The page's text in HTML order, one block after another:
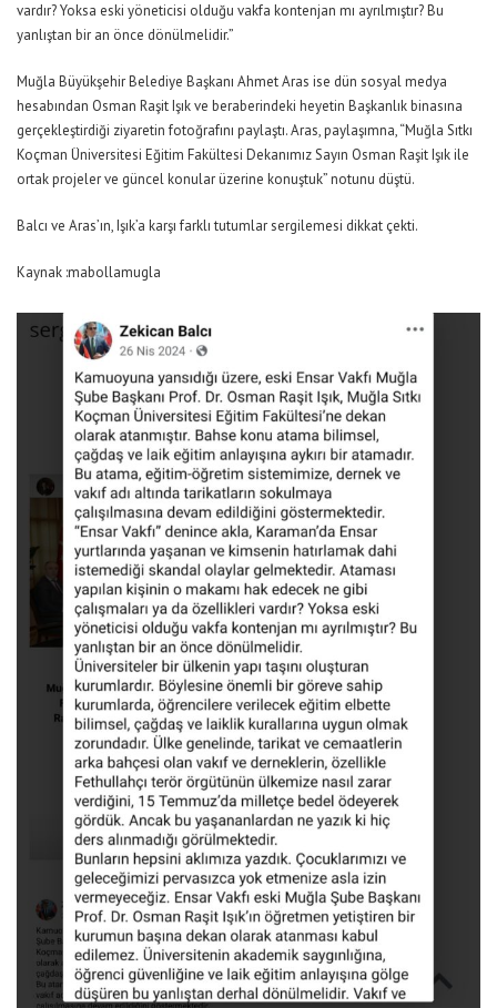
vardır? Yoksa eski yöneticisi olduğu vakfa kontenjan mı ayrılmıştır? Bu
yanlıştan bir an önce dönülmelidir.”
Muğla Büyükşehir Belediye Başkanı Ahmet Aras ise dün sosyal medya
hesabından Osman Raşit Işık ve beraberindeki heyetin Başkanlık binasına
gerçekleştirdiği ziyaretin fotoğrafını paylaştı. Aras, paylaşımna, “Muğla Sıtkı
Koçman Üniversitesi Eğitim Fakültesi Dekanımız Sayın Osman Raşit Işık ile
ortak projeler ve güncel konular üzerine konuştuk” notunu düştü.
Balcı ve Aras’ın, Işık’a karşı farklı tutumlar sergilemesi dikkat çekti.
Kaynak :mabollamugla